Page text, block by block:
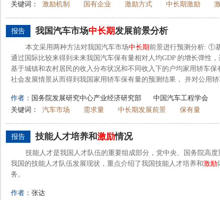
关键词：
激励机制 国有企业 激励方式 中长期激励
报告 我国汽车市场中长期发展前景分析
本文采用两种方法对我国汽车市场中长期前景进行预测分析: ①
通过国际比较来得到未来我国汽车保有量相对人均GDP 的增长弹性
基于城镇和农村居民的收入分布状况和不同收入下的户均家用轿车保
社会发展情景从而得到我国家用轿车保有量的预测结果， 并对公用
作者： 国务院发展研究中心产业经济研究部
中国汽车工程学会
关键词：
汽车市场 需求量 中长期发展前景 保有量
报告 技能人才培养和激励情况
技能人才是我国人才队伍的重要组成部分，党中央、国务院高
我国的技能人才队伍发展现状，重点介绍了我国技能人才培养和激励
务。
作者： 张达